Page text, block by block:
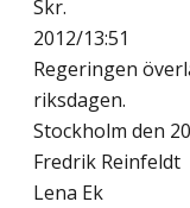
Skr.
2012/13:51
Regeringen
riksdagen.
Stockholm den
Fredrik Reinfeldt
Lena Ek